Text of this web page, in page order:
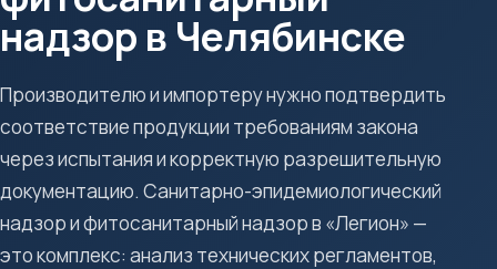
надзор в Челябинске
Производителю и импортеру нужно подтвердить
соответствие продукции требованиям закона
через испытания и корректную разрешительную
документацию. Санитарно-эпидемиологический
надзор и фитосанитарный надзор в «Легион» —
это комплекс: анализ технических регламентов,